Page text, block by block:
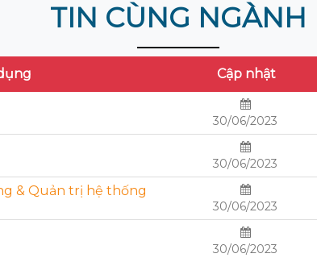
TIN CÙNG NGÀNH
Cập nhật
30/06/2023
30/06/2023
& Quản trị hệ thống
30/06/2023
30/06/2023